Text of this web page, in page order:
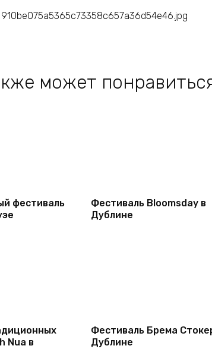
может
фестиваль
Фестиваль Bloomsday в
Дублине
Nua в
Фестиваль Брема
Дублине